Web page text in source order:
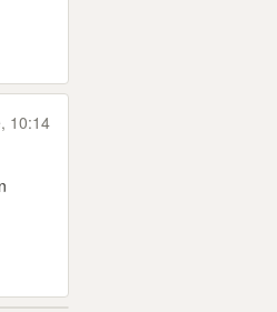
10:14